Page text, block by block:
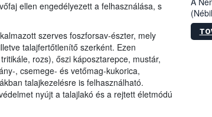
ellen engedélyezett a felhasználása, s
szerves foszforsav-észter, mely
talajfertőtlenítő szerként. Ezen
rozs), őszi káposztarepce, mustár,
, csemege- és vetőmag-kukorica,
talajkezelésre is felhasználható.
nyújt a talajlakó és a rejtett életmódú